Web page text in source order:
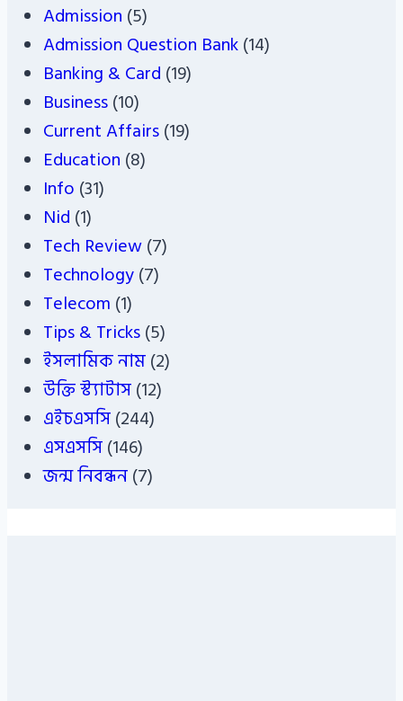
Admission (5)
Admission Question Bank(14)
Banking & Card (19)
Business(10)
Current Affairs(19)
Education (8)
Info (31)
Nid (1)
Tech Review(7)
Technology(7)
Telecom (1)
Tips & Tricks(5)
ইসলামিক নাম(2)
উক্তি স্ট্যাটাস(12)
এইচএসসি(244)
এসএসসি(146)
জন্ম নিবন্ধন(7)